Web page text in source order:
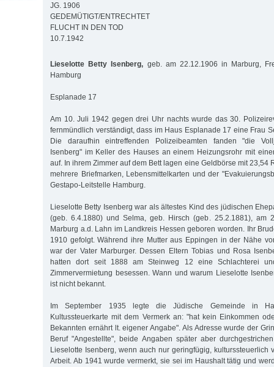
JG. 1906
GEDEMÜTIGT/ENTRECHTET
FLUCHT IN DEN TOD
10.7.1942
Lieselotte Betty Isenberg, geb. am 22.12.1906 in Marburg,
Hamburg
Esplanade 17
Am 10. Juli 1942 gegen drei Uhr nachts wurde das 30.
fernmündlich verständigt, dass im Haus Esplanade 17 eine Frau
Die daraufhin eintreffenden Polizeibeamten fanden "die
Isenberg" im Keller des Hauses an einem Heizungsrohr mit
auf. In ihrem Zimmer auf dem Bett lagen eine Geldbörse mit 23,54
mehrere Briefmarken, Lebensmittelkarten und der
Gestapo-Leitstelle Hamburg.
Lieselotte Betty Isenberg war als ältestes Kind des jüdischen
(geb. 6.4.1880) und Selma, geb. Hirsch (geb. 25.2.1881), am
Marburg a.d. Lahn im Landkreis Hessen geboren worden. Ihr
1910 gefolgt. Während ihre Mutter aus Eppingen in der Nähe
war der Vater Marburger. Dessen Eltern Tobias und Rosa
hatten dort seit 1888 am Steinweg 12 eine Schlachterei
Zimmervermietung besessen. Wann und warum Lieselotte
ist nicht bekannt.
Im September 1935 legte die Jüdische Gemeinde in
Kultussteuerkarte mit dem Vermerk an: "hat kein Einkommen
Bekannten ernährt lt. eigener Angabe". Als Adresse wurde der
Beruf "Angestellte", beide Angaben später aber
Lieselotte Isenberg, wenn auch nur geringfügig, kulturssteuerlich
Arbeit. Ab 1941 wurde vermerkt, sie sei im Haushalt tätig und